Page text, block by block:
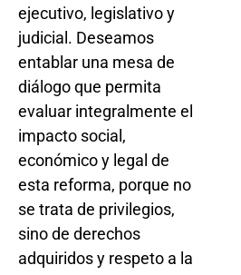
ejecutivo, legislativo y
judicial. Deseamos
entablar una mesa de
diálogo que permita
evaluar integralmente el
impacto social,
económico y legal de
esta reforma, porque no
se trata de privilegios,
sino de derechos
adquiridos y respeto a la